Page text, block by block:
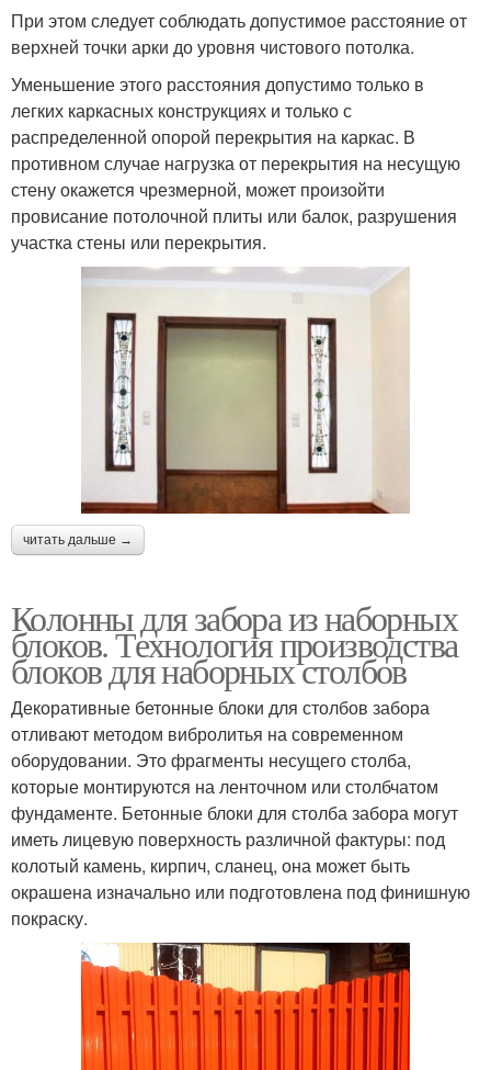
При этом следует соблюдать допустимое расстояние от
верхней точки арки до уровня чистового потолка.
Уменьшение этого расстояния допустимо только в
легких каркасных конструкциях и только с
распределенной опорой перекрытия на каркас. В
противном случае нагрузка от перекрытия на несущую
стену окажется чрезмерной, может произойти
провисание потолочной плиты или балок, разрушения
участка стены или перекрытия.
читать дальше →
Колонны для забора из наборных
блоков. Технология производства
блоков для наборных столбов
Декоративные бетонные блоки для столбов забора
отливают методом вибролитья на современном
оборудовании. Это фрагменты несущего столба,
которые монтируются на ленточном или столбчатом
фундаменте. Бетонные блоки для столба забора могут
иметь лицевую поверхность различной фактуры: под
колотый камень, кирпич, сланец, она может быть
окрашена изначально или подготовлена под финишную
покраску.